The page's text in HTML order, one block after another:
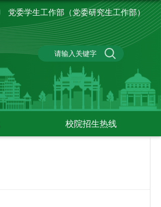
党委学生工作部（党委研究生工作部）
校院招生热线